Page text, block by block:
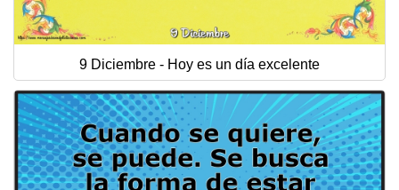
9 Diciembre - Hoy es un día excelente